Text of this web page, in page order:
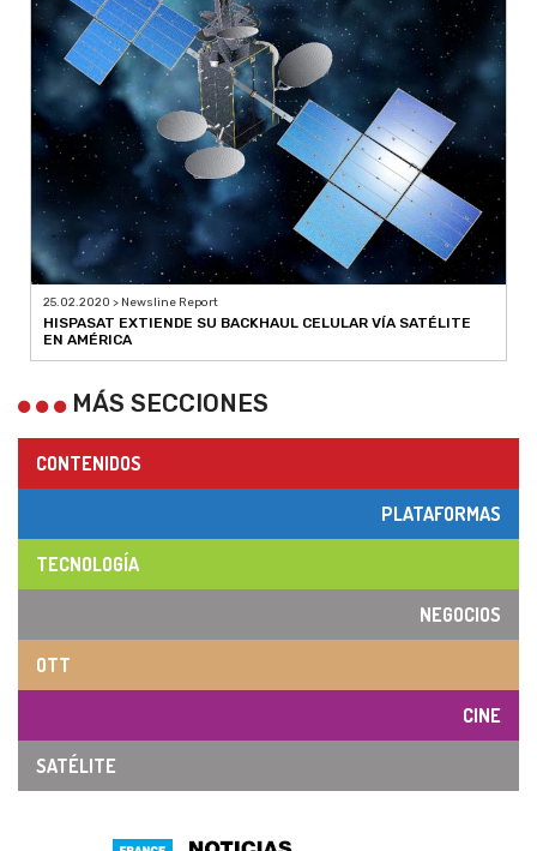
25.02.2020 > Newsline Report
HISPASAT EXTIENDE SU BACKHAUL CELULAR VÍA SATÉLITE
EN AMÉRICA
MÁS SECCIONES
CONTENIDOS
PLATAFORMAS
TECNOLOGÍA
NEGOCIOS
OTT
CINE
SATÉLITE